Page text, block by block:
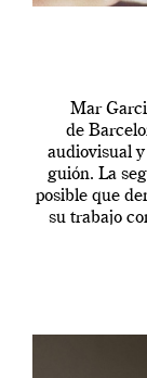
Mar
de
audiovisual
guión. La
posible que
su trabajo